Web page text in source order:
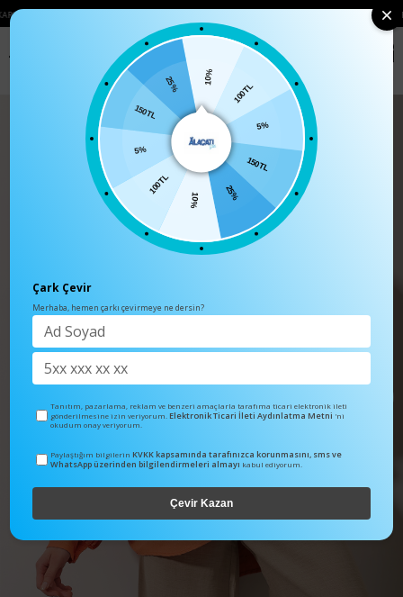
• 🛍️ YENI SEZON ÜRÜNLERINDE 2 ÜRÜN VE ÜZERI SIPARIŞLERDE SEPETTE
TÜM ÜRÜNLER 10% 100TL
5%
150TL
25%
10%
100TL
5%
150TL
25%
Çark Çevir
Merhaba, hemen çarkı çevirmeye ne dersin?
Tanıtım, pazarlama, reklam ve benzeri amaçlarla tarafıma ticari elektronik ileti
gönderilmesine izin veriyorum.Elektronik Ticari İleti Aydınlatma Metni 'ni
okudum onay veriyorum.
Paylaştığım bilgilerin KVKK kapsamında tarafınızca korunmasını, sms ve
WhatsApp üzerinden bilgilendirmeleri almayı kabul ediyorum.
Çevir Kazan